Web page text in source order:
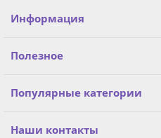
Информация
Полезное
Популярные категории
Наши контакты